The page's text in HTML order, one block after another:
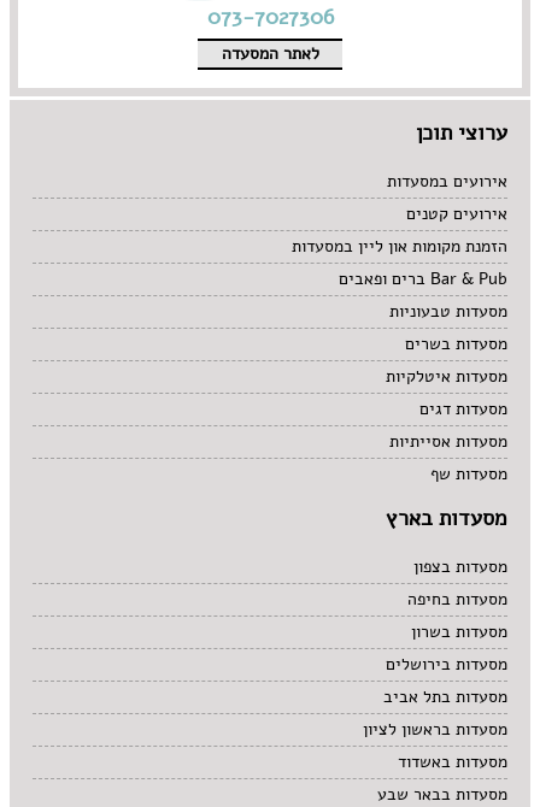
073-7027306
לאתר המסעדה
ערוצי תוכן
אירועים במסעדות
אירועים קטנים
הזמנת מקומות און ליין במסעדות
Bar & Pub ברים ופאבים
מסעדות טבעוניות
מסעדות בשרים
מסעדות איטלקיות
מסעדות דגים
מסעדות אסייתיות
מסעדות שף
מסעדות בארץ
מסעדות בצפון
מסעדות בחיפה
מסעדות בשרון
מסעדות בירושלים
מסעדות בתל אביב
מסעדות בראשון לציון
מסעדות באשדוד
מסעדות בבאר שבע